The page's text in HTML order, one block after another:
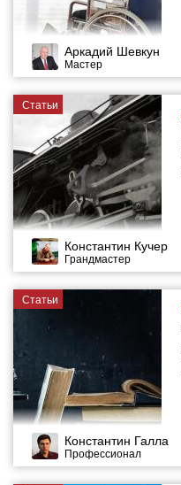
Аркадий Шевкун
Мастер
Статьи
Константин Кучер
Грандмастер
Статьи
Константин Галла
Профессионал